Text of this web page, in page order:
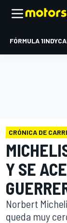
FÓRMULA 1
CRÓNICA DE
Y SE
Norbert
queda muy